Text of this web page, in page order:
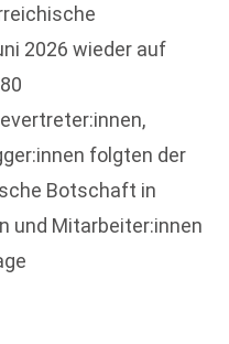
2026 wieder auf
folgten der
Botschaft in
und Mitarbeiter:innen